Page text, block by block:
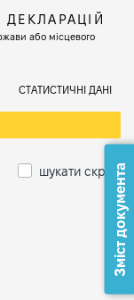
або місцевого
СТАТИСТИЧНІ ДАНІ
шукати скрізьЗміст документа